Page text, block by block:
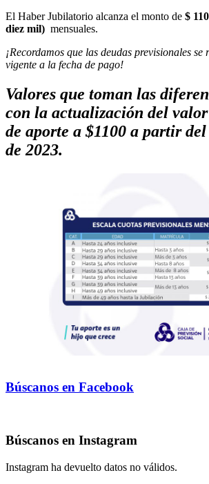
El Haber Jubilatorio alcanza el monto de $
diez mil) mensuales.
¡Recordamos que las deudas previsionales
vigente a la fecha de pago!
Valores que toman las
con la actualización del
de aporte a $1100 a partir
de 2023.
Búscanos en Facebook
Búscanos en Instagram
Instagram ha devuelto datos no válidos.